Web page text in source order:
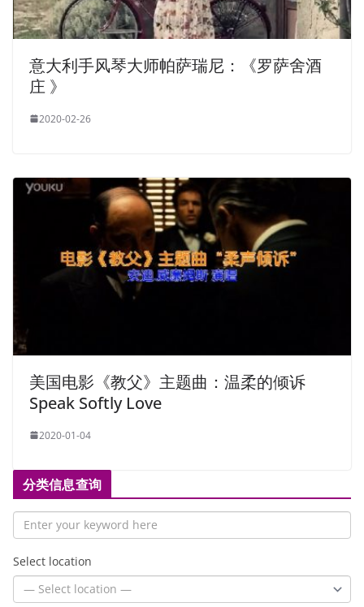
意大利手风琴大师帕萨瑞尼：《罗萨舍酒
庄 》
2020-02-26
美国电影《教父》主题曲：温柔的倾诉
Speak Softly Love
2020-01-04
分类信息查询
Select location